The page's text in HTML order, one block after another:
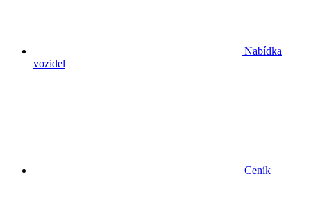
Nabídka
vozidel
Ceník